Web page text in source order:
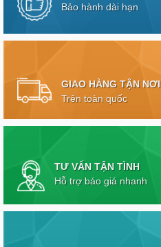
Bảo hành dài hạn
GIAO HÀNG TẬN NƠI
Trên toàn quốc
TƯ VẤN TẬN TÌNH
Hỗ trợ báo giá nhanh